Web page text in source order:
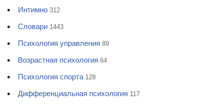
Интимно 312
Словари 1443
Психология управления 89
Возрастная психология 64
Психология спорта 128
Дифференциальная психология 117